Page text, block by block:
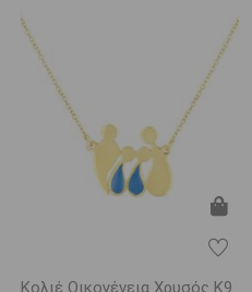
Κολιέ Οικογένεια Χρυσός Κ9